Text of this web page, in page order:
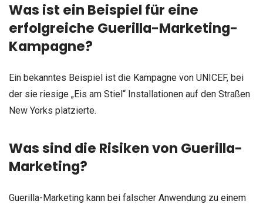
Was ist ein Beispiel für eine
erfolgreiche Guerilla-Marketing-
Kampagne?
Ein bekanntes Beispiel ist die Kampagne von UNICEF, bei
der sie riesige „Eis am Stiel“ Installationen auf den Straßen
New Yorks platzierte.
Was sind die Risiken von Guerilla-
Marketing?
Guerilla-Marketing kann bei falscher Anwendung zu einem